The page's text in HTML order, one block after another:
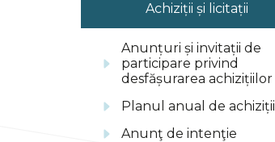
Achiziții și licitații
Anunțuri și invitații de
participare privind
desfășurarea achizițiilor
Planul anual de achiziții
Anunţ de intenţie